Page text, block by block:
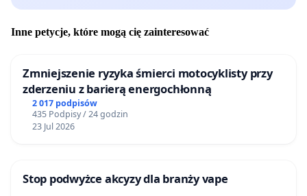
Inne petycje, które mogą cię zainteresować
Zmniejszenie ryzyka śmierci motocyklisty przy
zderzeniu z barierą energochłonną
2 017 podpisów
435 Podpisy / 24 godzin
23 Jul 2026
Stop podwyżce akcyzy dla branży vape